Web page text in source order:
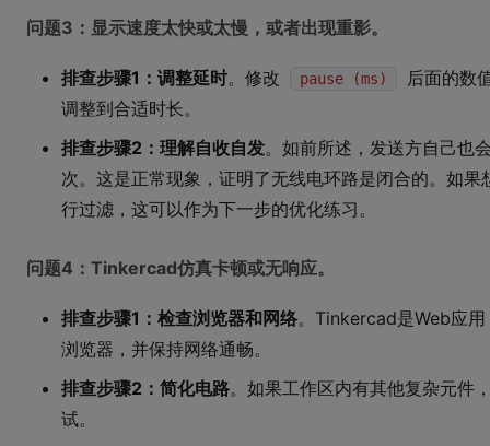
问题3：显示速度太快或太慢，或者出现重影。
排查步骤1：调整延时。修改 pause (ms)
后面的数
调整到合适时长。
排查步骤2：理解自收自发。如前所述，发送方自己也
次。这是正常现象，证明了无线电环路是闭合的。如
行过滤，这可以作为下一步的优化练习。
问题4：Tinkercad仿真卡顿或无响应。
排查步骤1：检查浏览器和网络。Tinkercad是Web应
浏览器，并保持网络通畅。
排查步骤2：简化电路。如果工作区内有其他复杂元件
试。